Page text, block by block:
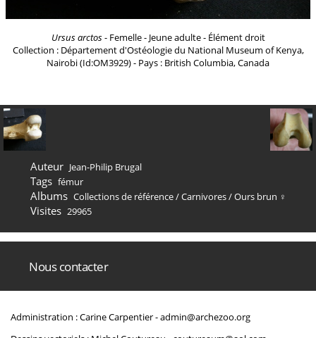
Ursus arctos- Femelle - Jeune adulte - Élément droit
Collection : Département d'Ostéologie du National Museum of Kenya,
Nairobi (Id:OM3929) - Pays : British Columbia, Canada
Auteur Jean-Philip Brugal
Tags fémur
Albums Collections de référence/Carnivores/Ours brun ♀
Visites 29965
Nous contacter
Administration : Carine Carpentier -admin@archezoo.org